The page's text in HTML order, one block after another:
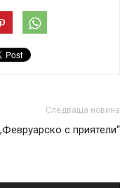
Следваща новина
с приятели“